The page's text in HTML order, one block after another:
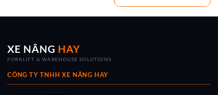
XE NÂNG HAY
FORKLIFT & WAREHOUSE SOLUTIONS
CÔNG TY TNHH XE NÂNG HAY